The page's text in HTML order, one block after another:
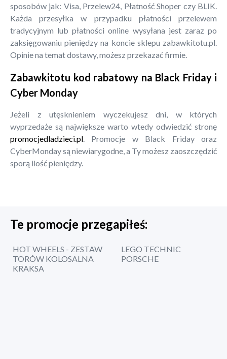
sposobów jak: Visa, Przelew24, Płatność Shoper czy BLIK.
Każda przesyłka w przypadku płatności przelewem
tradycyjnym lub płatności online wysyłana jest zaraz po
zaksięgowaniu pieniędzy na koncie sklepu zabawkitotu.pl.
Opinie na temat dostawy, możesz przekazać firmie.
Zabawkitotu kod rabatowy na Black Friday i
Cyber Monday
Jeżeli z utęsknieniem wyczekujesz dni, w których
wyprzedaże są największe warto wtedy odwiedzić stronę
promocjedladzieci.pl. Promocje w Black Friday oraz
CyberMonday są niewiarygodne, a Ty możesz zaoszczędzić
sporą ilość pieniędzy.
Te promocje przegapiłeś:
HOT WHEELS - ZESTAW
TORÓW KOLOSALNA
KRAKSA
LEGO TECHNIC
PORSCHE